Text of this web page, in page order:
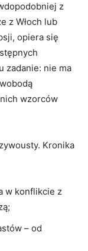
z
z Włoch lub
opiera się
zadanie: nie ma
wzorców
Kronika
w konflikcie z
– od